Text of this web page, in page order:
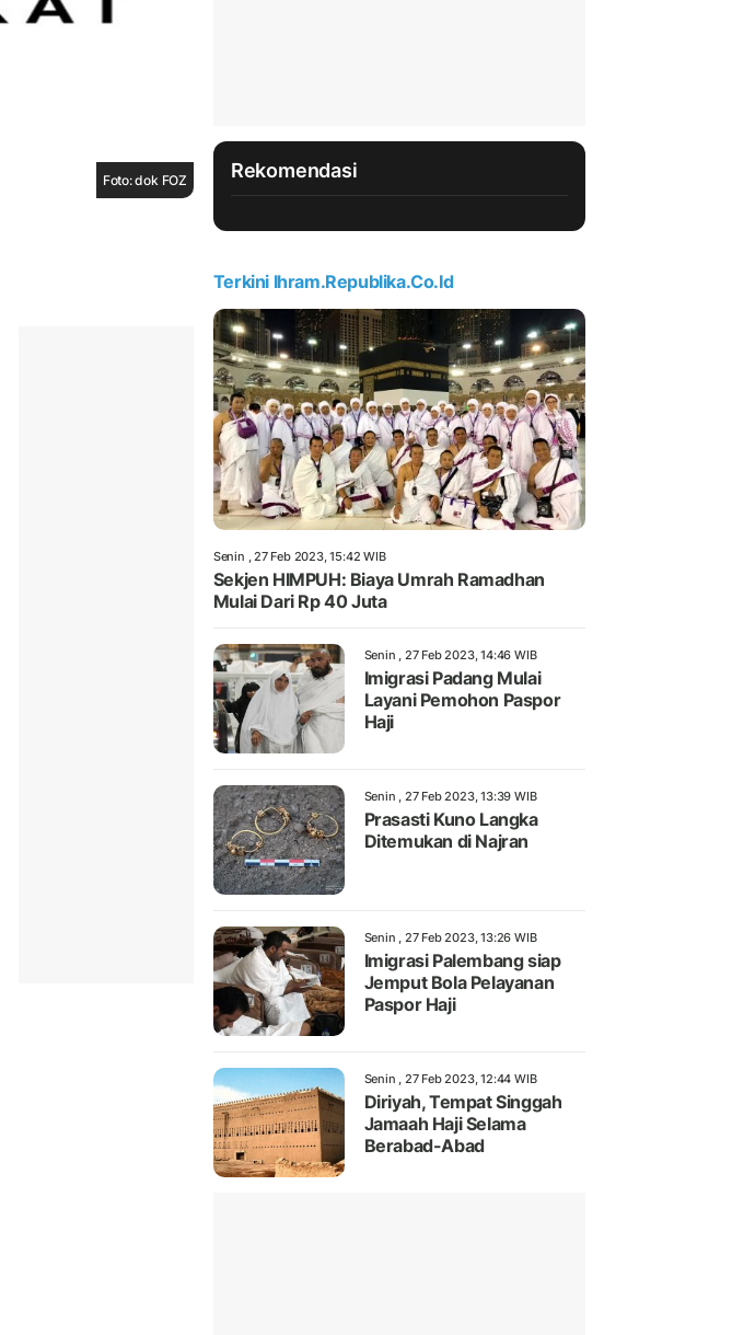
Foto: dok FOZ Rekomendasi
Terkini Ihram.republika.co.id
Senin , 27 Feb 2023, 15:42 WIB
Sekjen HIMPUH: Biaya Umrah Ramadhan
Mulai Dari Rp 40 Juta
Senin , 27 Feb 2023, 14:46 WIB
Imigrasi Padang Mulai
Layani Pemohon Paspor
Haji
Senin , 27 Feb 2023, 13:39 WIB
Prasasti Kuno Langka
Ditemukan di Najran
Senin , 27 Feb 2023, 13:26 WIB
Imigrasi Palembang siap
Jemput Bola Pelayanan
Paspor Haji
Senin , 27 Feb 2023, 12:44 WIB
Diriyah, Tempat Singgah
Jamaah Haji Selama
Berabad-Abad